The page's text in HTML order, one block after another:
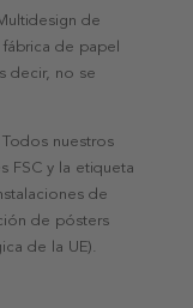
de
de papel
decir, no se
nuestros
FSC y la etiqueta
de
de pósters
de la UE).